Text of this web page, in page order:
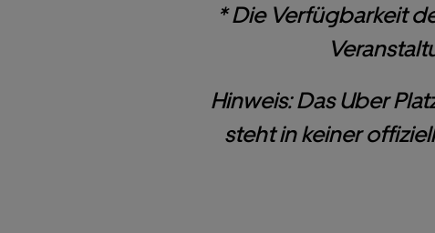
* Die Verfügbarkeit
Hinweis: Das Uber
steht in keiner